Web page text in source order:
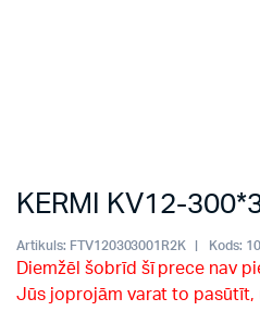
KERMI KV12-
Artikuls: FTV120303001R2K Kods:
Diemžēl šobrīd šī prece nav
Jūs joprojām varat to pasūtīt,